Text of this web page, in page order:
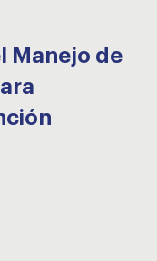
Manejo de